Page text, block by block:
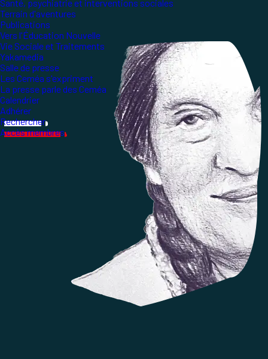
Santé, psychiatrie et interventions sociales
Terrain d'aventures
Publications
Vers l'Éducation Nouvelle
Vie Sociale et Traitements
Yakamedia
Salle de presse
Les Ceméa s'expriment
La presse parle des Ceméa
Calendrier
Adhérer
Rechercher
Accès membres